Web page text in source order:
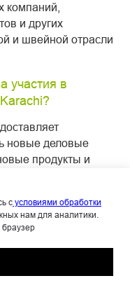
компаний,
и других
и швейной отрасли
участия в
новые деловые
продукты и
для участия в
обычно
с условиями обработки
нам для аналитики.